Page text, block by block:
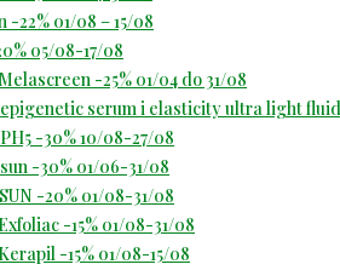
-22% 01/08 – 15/08
05/08-17/08
-25% 01/04 do 31/08
serum i elasticity ultra light
-30% 10/08-27/08
-30% 01/06-31/08
-20% 01/08-31/08
-15% 01/08-31/08
-15% 01/08-15/08